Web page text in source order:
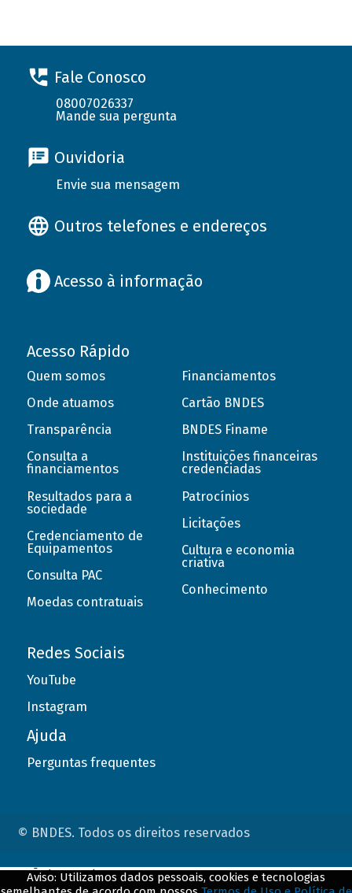
Fale Conosco
08007026337
Mande sua pergunta
Ouvidoria
Envie sua mensagem
Outros telefones e endereços
Acesso à informação
Acesso Rápido
Quem somos
Onde atuamos
Transparência
Consulta a
financiamentos
Resultados para a
sociedade
Credenciamento de
Equipamentos
Consulta PAC
Moedas contratuais
Financiamentos
Cartão BNDES
BNDES Finame
Instituições financeiras
credenciadas
Patrocínios
Licitações
Cultura e economia
criativa
Conhecimento
Redes Sociais
YouTube
Instagram
Ajuda
Perguntas frequentes
© BNDES. Todos os direitos reservados
Aviso: Utilizamos dados pessoais, cookies e tecnologias
ConteÃºdo complementar